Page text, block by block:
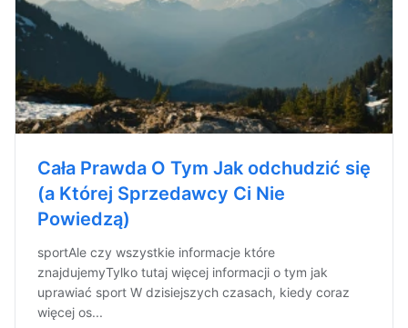
Cała Prawda O Tym Jak odchudzić się
(a Której Sprzedawcy Ci Nie
Powiedzą)
sportAle czy wszystkie informacje które
znajdujemyTylko tutaj więcej informacji o tym jak
uprawiać sport W dzisiejszych czasach, kiedy coraz
więcej os...